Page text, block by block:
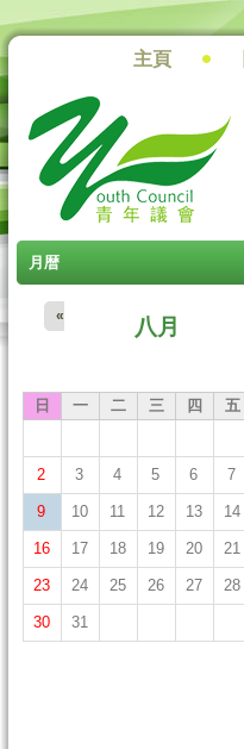
主頁
月暦
八月
«
日 一 二 三 四 五
2 3 4 5 6 7
9 10 11 12 13 14
16 17 18 19 20 21
23 24 25 26 27 28
30 31